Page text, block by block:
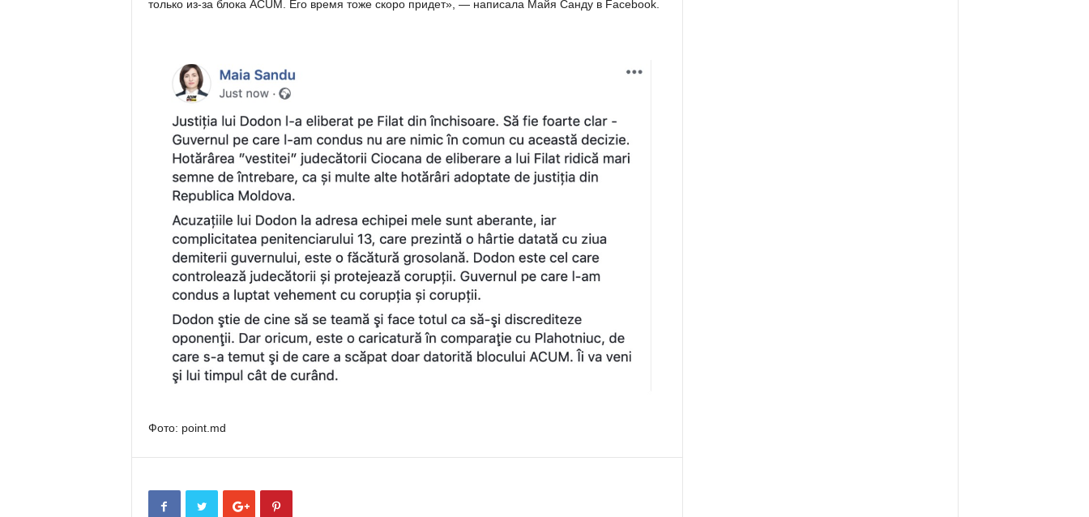
только из-за блока ACUM. Его время тоже скоро придет», — написала Майя Санду в Facebook.
Фото: point.md